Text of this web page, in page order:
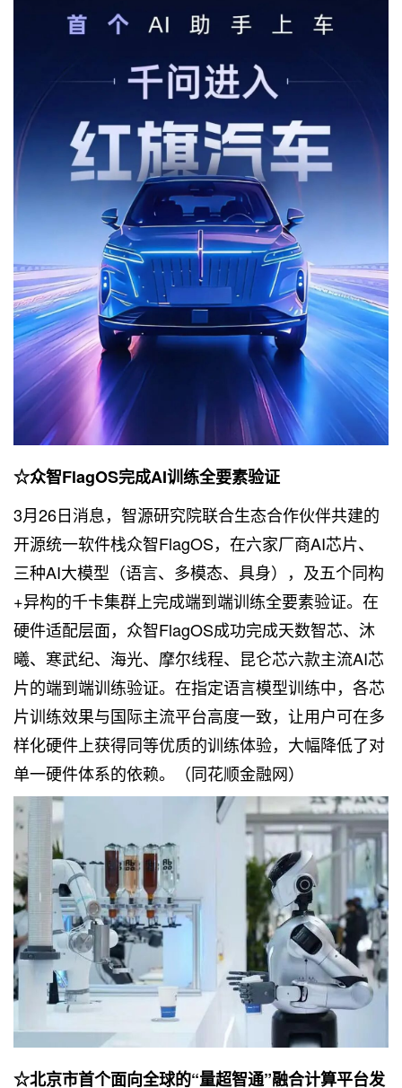
☆众智FlagOS完成AI训练全要素验证
3月26日消息，智源研究院联合生态合作伙伴共建的
开源统一软件栈众智FlagOS，在六家厂商AI芯片、
三种AI大模型（语言、多模态、具身），及五个同构
+异构的千卡集群上完成端到端训练全要素验证。在
硬件适配层面，众智FlagOS成功完成天数智芯、沐
曦、寒武纪、海光、摩尔线程、昆仑芯六款主流AI芯
片的端到端训练验证。在指定语言模型训练中，各芯
片训练效果与国际主流平台高度一致，让用户可在多
样化硬件上获得同等优质的训练体验，大幅降低了对
单一硬件体系的依赖。（同花顺金融网）
☆北京市首个面向全球的“量超智通”融合计算平台发